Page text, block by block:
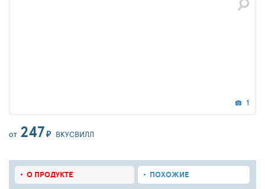
1
ОТ 247₽ ВКУСВИЛЛ
О ПРОДУКТЕ ПОХОЖИЕ